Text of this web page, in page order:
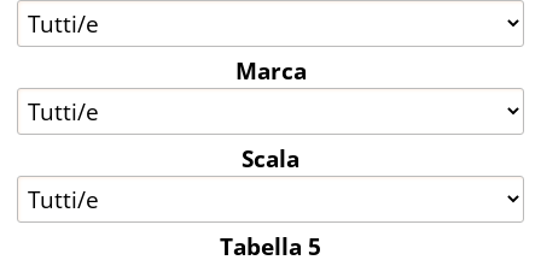
Tabella 8
Area
Stereo
Hardware
Marca
Scala
Tabella 5